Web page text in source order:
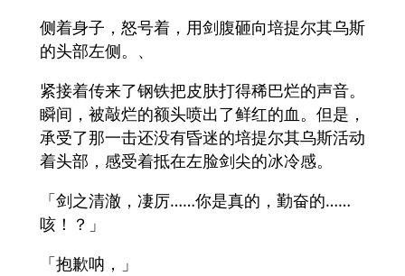
侧着身子，怒号着，用剑腹砸向培提尔其乌斯
的头部左侧。、
紧接着传来了钢铁把皮肤打得稀巴烂的声音。
瞬间，被敲烂的额头喷出了鲜红的血。但是，
承受了那一击还没有昏迷的培提尔其乌斯活动
着头部，感受着抵在左脸剑尖的冰冷感。
「剑之清澈，凄厉……你是真的，勤奋的……
咳！？」
「抱歉呐，」